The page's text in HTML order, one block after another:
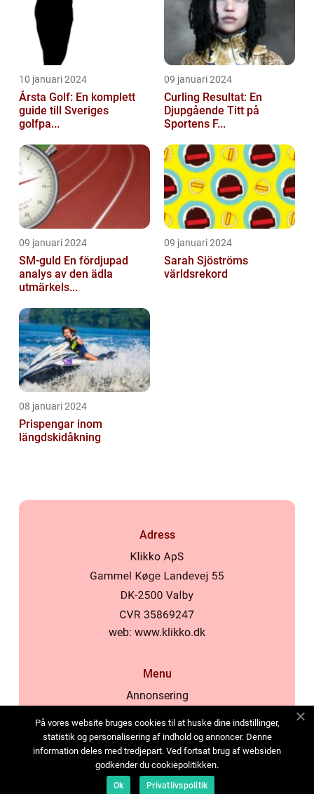
10 januari 2024
Årsta Golf: En komplett
guide till Sveriges
golfpa...
09 januari 2024
Curling Resultat: En
Djupgående Titt på
Sportens F...
09 januari 2024
SM-guld En fördjupad
analys av den ädla
utmärkels...
09 januari 2024
Sarah Sjöströms
världsrekord
08 januari 2024
Prispengar inom
längdskidåkning
Adress
web: www.klikko.dk
Menu
Annonsering
Cookies
Kontakta oss
Sitemap
På vores website bruges cookies til at huske dine indstillinger,
statistik og personalisering af indhold og annoncer. Denne
information deles med tredjepart. Ved fortsat brug af websiden
godkender du cookiepolitikken.
Ok Privatlivspolitik